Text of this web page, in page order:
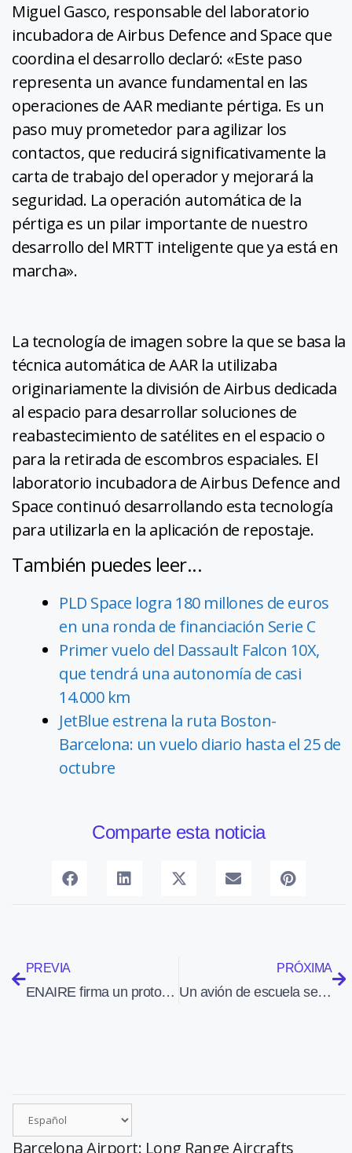
Miguel Gasco, responsable del laboratorio
incubadora de Airbus Defence and Space que
coordina el desarrollo declaró: «Este paso
representa un avance fundamental en las
operaciones de AAR mediante pértiga. Es un
paso muy prometedor para agilizar los
contactos, que reducirá significativamente la
carta de trabajo del operador y mejorará la
seguridad. La operación automática de la
pértiga es un pilar importante de nuestro
desarrollo del MRTT inteligente que ya está en
marcha».
La tecnología de imagen sobre la que se basa la
técnica automática de AAR la utilizaba
originariamente la división de Airbus dedicada
al espacio para desarrollar soluciones de
reabastecimiento de satélites en el espacio o
para la retirada de escombros espaciales. El
laboratorio incubadora de Airbus Defence and
Space continuó desarrollando esta tecnología
para utilizarla en la aplicación de repostaje.
También puedes leer...
PLD Space logra 180 millones de euros
en una ronda de financiación Serie C
Primer vuelo del Dassault Falcon 10X,
que tendrá una autonomía de casi
14.000 km
JetBlue estrena la ruta Boston-
Barcelona: un vuelo diario hasta el 25 de
octubre
Comparte esta noticia
PREVIA
ENAIRE firma un protocolo de colaboración con el Colegio Oficial de Pilotos de la Aviación Comercial
PRÓXIMA
Un avión de escuela se salió de la pista del aeródromo Leoni Benabú de Vélez Málaga
Barcelona Airport: Long Range Aircrafts